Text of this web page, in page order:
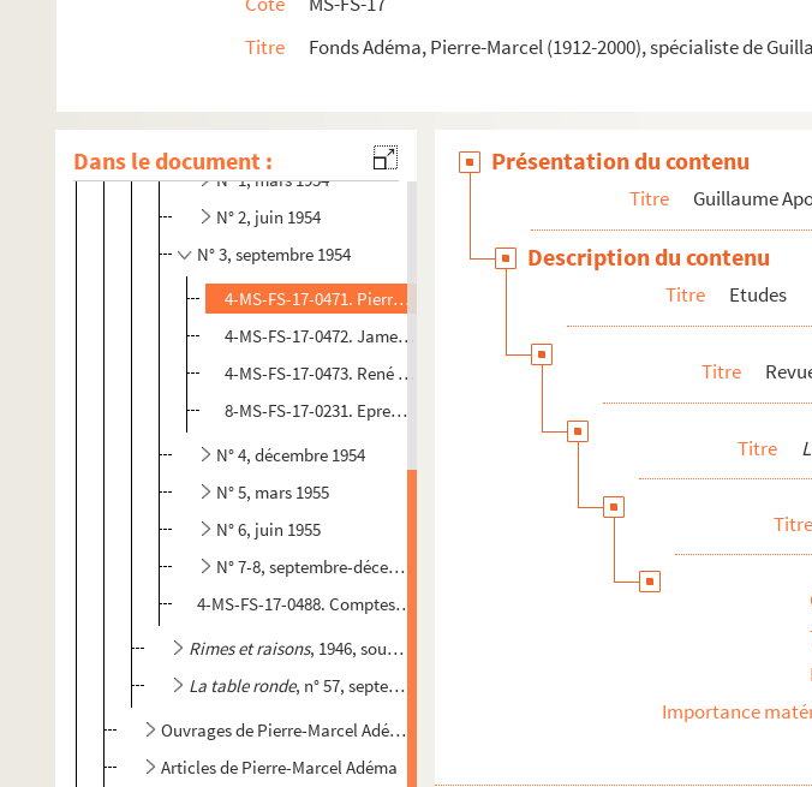
Titre
Fonds Adéma, Pierre-Marcel (1912-2000), spécialiste de
Dans le document :
Revues consacrées à Guillaume Apollinaire
Le flâneur des deux rives, 1954-1955, rédacteur en chef Pierre-Marcel Adéma
4-MS-FS-17-0463. Sommaires
N° 1, mars 1954
N° 2, juin 1954
N° 3, septembre 1954
4-MS-FS-17-0471. Pierre Berger.
Apollinaire que je n'ai pas connu
4-MS-FS-17-0472. James Lawler.
4-MS-FS-17-0473. René Louis.
Encore Lul de Faltenin
8-MS-FS-17-0231. Epreuves d'imprimerie
N° 4, décembre 1954
N° 5, mars 1955
N° 6, juin 1955
N° 7-8, septembre-décembre 1955
4-MS-FS-17-0488. Comptes rendus dans la presse
Rimes et raisons, 1946, sous la direction de Pierre-Marcel Adéma
La table ronde, n° 57, septembre 1952
Ouvrages de Pierre-Marcel Adéma
Articles de Pierre-Marcel Adéma
Présentation du contenu
Titre Guillaume
Description du contenu
Titre Etudes
Titre
Titre
Titre
Importance